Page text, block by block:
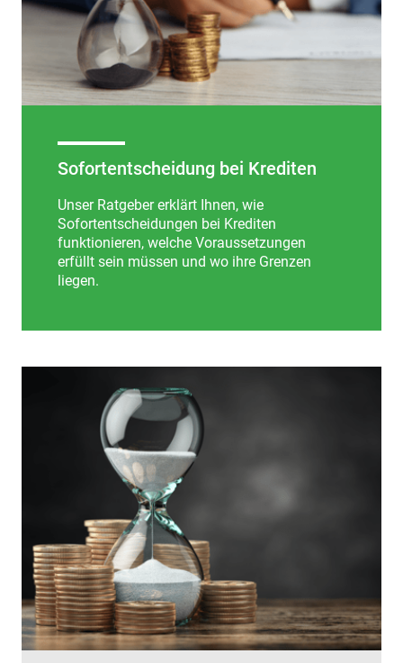
Sofortentscheidung bei Krediten
Unser Ratgeber erklärt Ihnen, wie
Sofortentscheidungen bei Krediten
funktionieren, welche Voraussetzungen
erfüllt sein müssen und wo ihre Grenzen
liegen.